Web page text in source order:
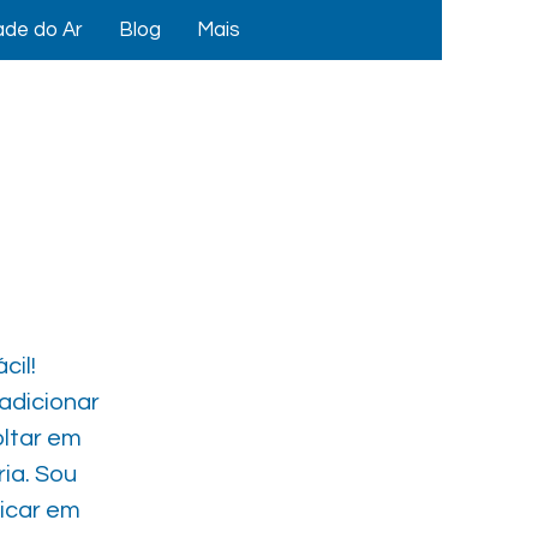
do Ar Blog Mais
em
Sou
em